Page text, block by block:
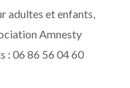
adultes et enfants,
Amnesty
: 06 86 56 04 60